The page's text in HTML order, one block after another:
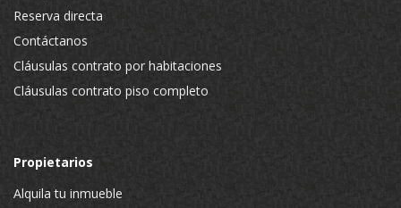
Reserva directa
Contáctanos
Cláusulas contrato por habitaciones
Cláusulas contrato piso completo
Propietarios
Alquila tu inmueble